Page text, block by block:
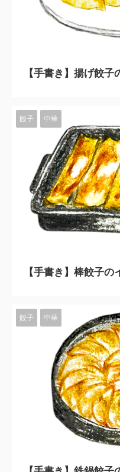
【手書き】揚げ餃子
餃子 中華
【手書き】棒餃子の
餃子 中華